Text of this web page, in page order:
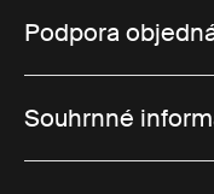
Podpora
Souhrnné